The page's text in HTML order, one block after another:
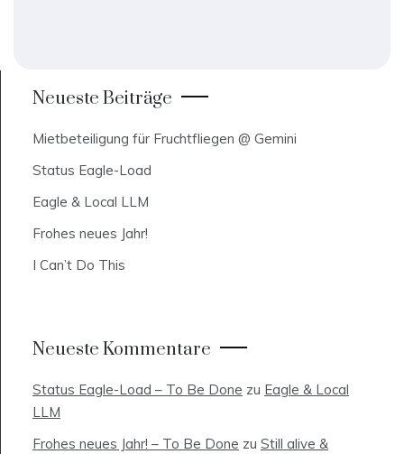
Neueste Beiträge
Mietbeteiligung für Fruchtfliegen @ Gemini
Status Eagle-Load
Eagle & Local LLM
Frohes neues Jahr!
I Can’t Do This
Neueste Kommentare
Status Eagle-Load – To Be Done zu Eagle & Local
LLM
Frohes neues Jahr! – To Be Done zu Still alive &